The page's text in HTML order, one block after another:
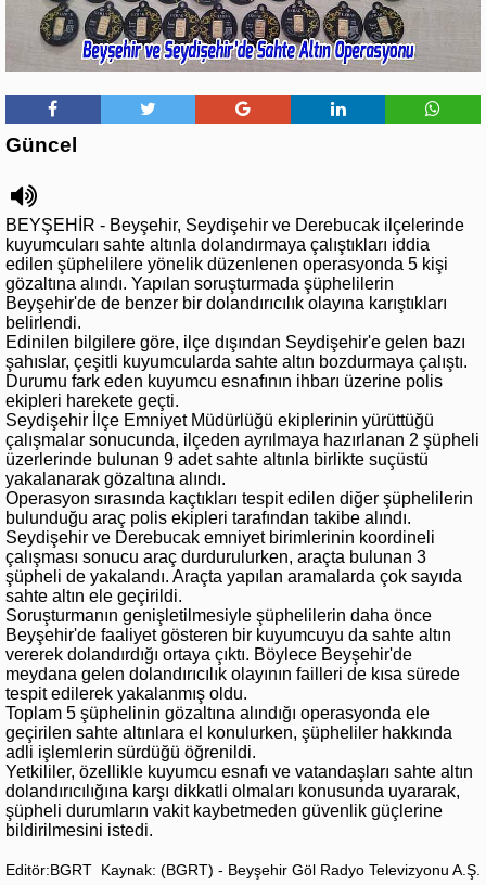
Güncel
BEYŞEHİR - Beyşehir, Seydişehir ve Derebucak ilçelerinde
kuyumcuları sahte altınla dolandırmaya çalıştıkları iddia
edilen şüphelilere yönelik düzenlenen operasyonda 5 kişi
gözaltına alındı. Yapılan soruşturmada şüphelilerin
Beyşehir'de de benzer bir dolandırıcılık olayına karıştıkları
belirlendi.
Edinilen bilgilere göre, ilçe dışından Seydişehir'e gelen bazı
şahıslar, çeşitli kuyumcularda sahte altın bozdurmaya çalıştı.
Durumu fark eden kuyumcu esnafının ihbarı üzerine polis
ekipleri harekete geçti.
Seydişehir İlçe Emniyet Müdürlüğü ekiplerinin yürüttüğü
çalışmalar sonucunda, ilçeden ayrılmaya hazırlanan 2 şüpheli
üzerlerinde bulunan 9 adet sahte altınla birlikte suçüstü
yakalanarak gözaltına alındı.
Operasyon sırasında kaçtıkları tespit edilen diğer şüphelilerin
bulunduğu araç polis ekipleri tarafından takibe alındı.
Seydişehir ve Derebucak emniyet birimlerinin koordineli
çalışması sonucu araç durdurulurken, araçta bulunan 3
şüpheli de yakalandı. Araçta yapılan aramalarda çok sayıda
sahte altın ele geçirildi.
Soruşturmanın genişletilmesiyle şüphelilerin daha önce
Beyşehir'de faaliyet gösteren bir kuyumcuyu da sahte altın
vererek dolandırdığı ortaya çıktı. Böylece Beyşehir'de
meydana gelen dolandırıcılık olayının failleri de kısa sürede
tespit edilerek yakalanmış oldu.
Toplam 5 şüphelinin gözaltına alındığı operasyonda ele
geçirilen sahte altınlara el konulurken, şüpheliler hakkında
adli işlemlerin sürdüğü öğrenildi.
Yetkililer, özellikle kuyumcu esnafı ve vatandaşları sahte altın
dolandırıcılığına karşı dikkatli olmaları konusunda uyararak,
şüpheli durumların vakit kaybetmeden güvenlik güçlerine
bildirilmesini istedi.
Editör:BGRT Kaynak: (BGRT) - Beyşehir Göl Radyo Televizyonu A.Ş.